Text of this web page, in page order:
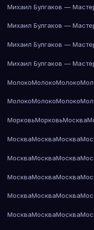
Михаил Булгаков —
Михаил Булгаков —
Михаил Булгаков —
Михаил Булгаков —
МолокоМолокоМолоко
МолокоМолокоМолоко
МорковьМорковьМосква
МоскваМоскваМосква
МоскваМоскваМосква
МоскваМоскваМосква
МоскваМоскваМосква
МоскваМоскваМосква